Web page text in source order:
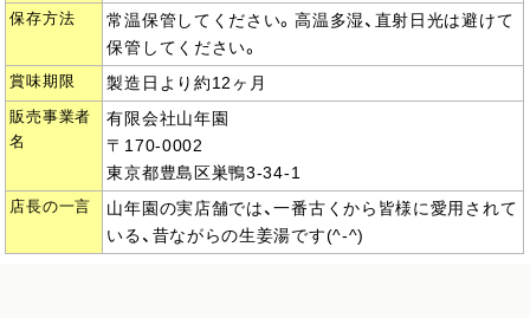
保存方法
常温保管してください。高温多湿、直射日光は避けて
保管してください。
賞味期限 製造日より約12ヶ月
販売事業者
名
有限会社山年園
〒170-0002
東京都豊島区巣鴨3-34-1
店長の一言
山年園の実店舗では、一番古くから皆様に愛用されて
いる、昔ながらの生姜湯です(^-^)